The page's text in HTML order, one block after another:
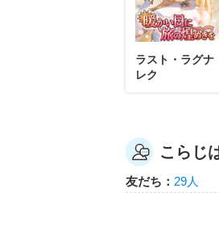
こらじ
初心
初心
ラスト・ラグナ
レク
こらじ
友だち： 29人